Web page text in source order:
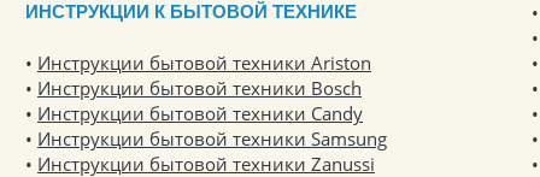
ИНСТРУКЦИИ К БЫТОВОЙ ТЕХНИКЕ
Инструкции бытовой техники Ariston
Инструкции бытовой техники Bosch
Инструкции бытовой техники Candy
Инструкции бытовой техники Samsung
Инструкции бытовой техники Zanussi